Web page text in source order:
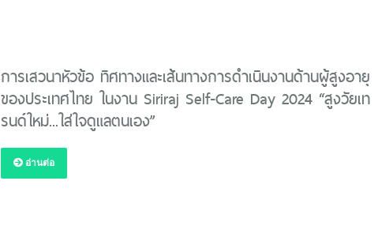
การเสวนาหัวข้อ ทิศทางและเส้นทางการดำเนินงานด้านผู้สูงอายุ
ของประเทศไทย ในงาน Siriraj Self-Care Day 2024 “สูงวัยเท
รนด์ใหม่...ใส่ใจดูแลตนเอง”
อ่านต่อ